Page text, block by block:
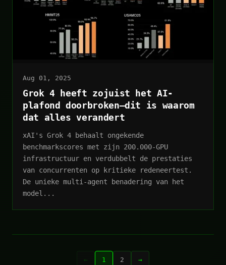
Aug 01, 2025
Grok 4 heeft zojuist het AI-
plafond doorbroken—dit is waarom
dat alles verandert
xAI's Grok 4 behaalt ongekende
benchmarkscores met zijn 200.000-GPU
infrastructuur en verdubbelt de prestaties
van concurrenten op kritieke redeneertest.
De unieke multi-agent benadering van het
model...
← 1 2 →